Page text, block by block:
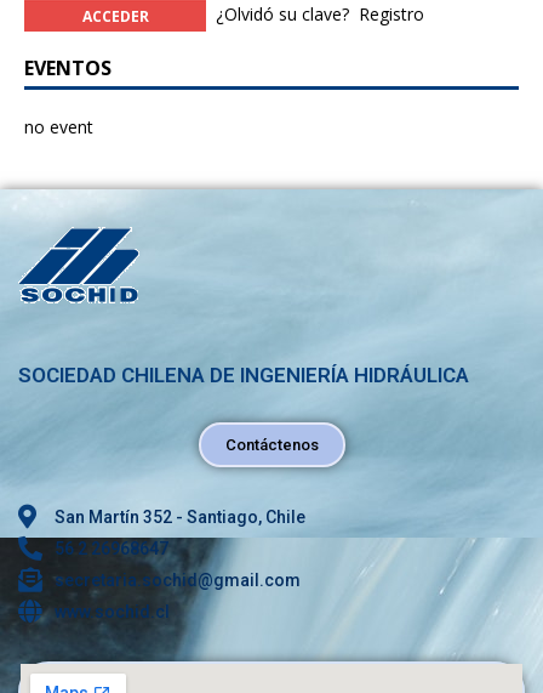
¿Olvidó su clave? Registro
EVENTOS
no event
SOCIEDAD CHILENA DE INGENIERÍA HIDRÁULICA
Contáctenos
San Martín 352 - Santiago, Chile
56 2 26968647
secretaria.sochid@gmail.com
www.sochid.cl